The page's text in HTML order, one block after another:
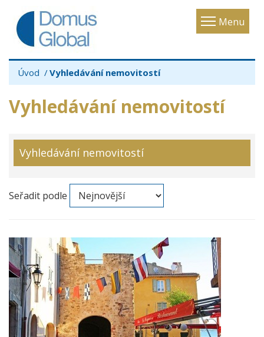
Menu
Toggle
Úvod Vyhledávání nemovitostí
Vyhledávání nemovitostí
Vyhledávání nemovitostí
Seřadit podle